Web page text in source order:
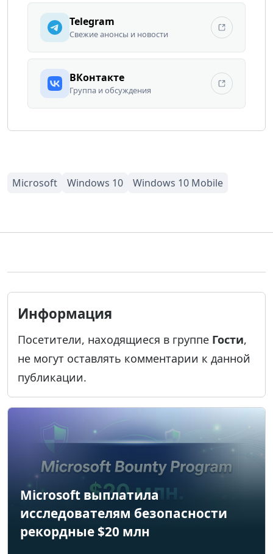
Telegram
Свежие анонсы и новости
ВКонтакте
Группа и обсуждения
Информация
Посетители, находящиеся в группе Гости,
не могут оставлять комментарии к данной
публикации.
Microsoft выплатила
исследователям безопасности
рекордные $20 млн